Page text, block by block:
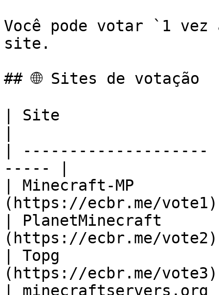
Você pode votar `1 vez
site.
## 🌐 Sites de votação
| Site                 |
|
----- |
| Minecraft-MP
(https://ecbr.me/
| PlanetMinecraft
(https://ecbr.me/
| Topg
(https://ecbr.me/
|